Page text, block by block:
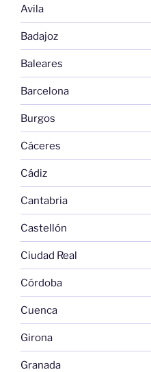
Avila
Badajoz
Baleares
Barcelona
Burgos
Cáceres
Cádiz
Cantabria
Castellón
Ciudad Real
Córdoba
Cuenca
Girona
Granada